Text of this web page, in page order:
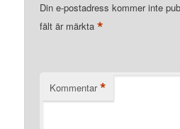
Din e-postadress kommer inte
fält är märkta*
Kommentar *